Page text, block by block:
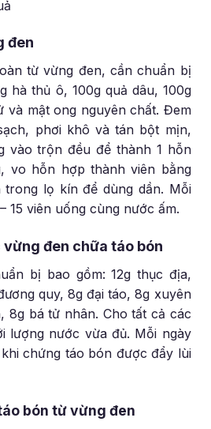
đen
từ vừng đen, cần chuẩn bị
hà thủ ô, 100g quả dâu, 100g
và mật ong nguyên chất. Đem
phơi khô và tán bột mịn,
vào trộn đều để thành 1 hỗn
vo hỗn hợp thành viên bằng
trong lọ kín để dùng dần. Mỗi
15 viên uống cùng nước ấm.
đen chữa táo bón
bị bao gồm: 12g thục địa,
quy, 8g đại táo, 8g xuyên
8g bá tử nhân. Cho tất cả các
lượng nước vừa đủ. Mỗi ngày
chứng táo bón được đẩy lùi
bón từ vừng đen